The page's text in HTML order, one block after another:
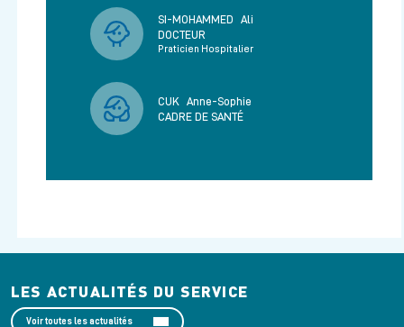
SI-MOHAMMED
Ali
DOCTEUR
Praticien Hospitalier
CUK
Anne-Sophie
CADRE DE SANTÉ
LES ACTUALITÉS DU SERVICE
Voir toutes les actualités